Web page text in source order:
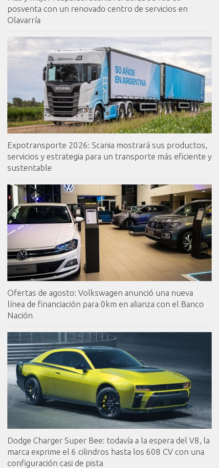
posventa con un renovado centro de servicios en
Olavarría
Expotransporte 2026: Scania mostrará sus productos,
servicios y estrategia para un transporte más eficiente y
sustentable
Ofertas de agosto: Volkswagen anunció una nueva
línea de financiación para 0km en alianza con el Banco
Nación
Dodge Charger Super Bee: todavía a la espera del V8, la
marca exprime el 6 cilindros hasta los 608 CV con una
configuración casi de pista